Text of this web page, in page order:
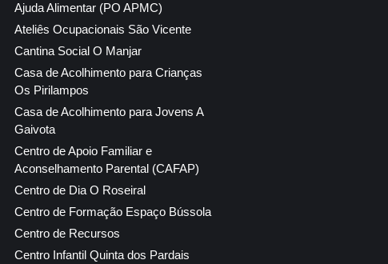
Ajuda Alimentar (PO APMC)
Ateliês Ocupacionais São Vicente
Cantina Social O Manjar
Casa de Acolhimento para Crianças
Os Pirilampos
Casa de Acolhimento para Jovens A
Gaivota
Centro de Apoio Familiar e
Aconselhamento Parental (CAFAP)
Centro de Dia O Roseiral
Centro de Formação Espaço Bússola
Centro de Recursos
Centro Infantil Quinta dos Pardais